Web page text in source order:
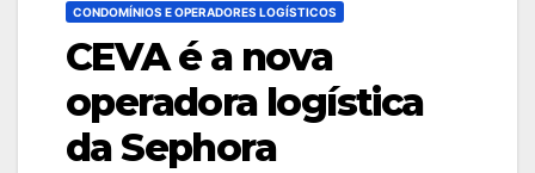
CONDOMÍNIOS E OPERADORES LOGÍSTICOS
CEVA é a nova
operadora logística
da Sephora